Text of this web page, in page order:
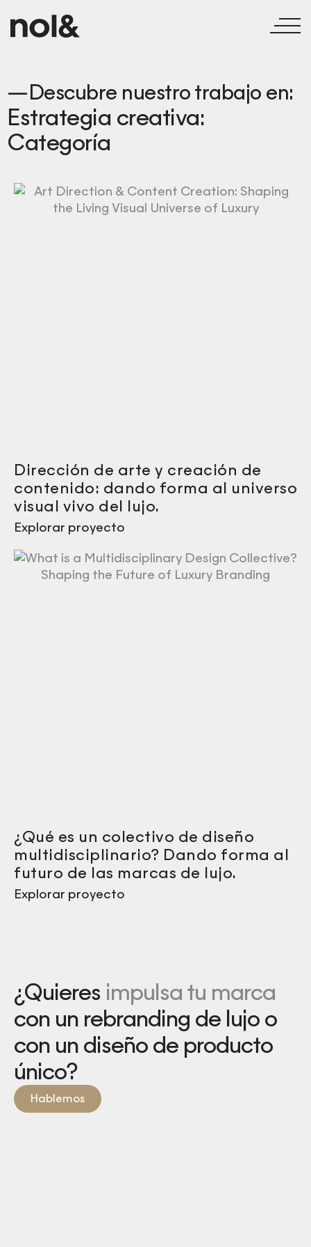
—Descubre nuestro trabajo en:
Estrategia creativa:
Categoría
Dirección de arte y creación de
contenido: dando forma al universo
visual vivo del lujo.
Explorar proyecto
¿Qué es un colectivo de diseño
multidisciplinario? Dando forma al
futuro de las marcas de lujo.
Explorar proyecto
¿Quieres impulsa tu marca
con un rebranding de lujo o
con un diseño de producto
único?
Hablemos